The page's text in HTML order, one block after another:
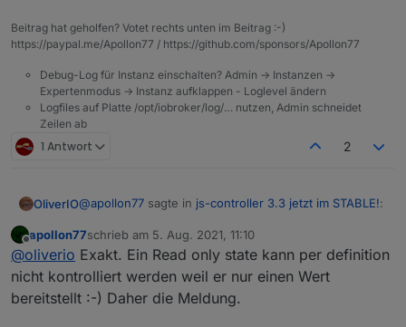
Beitrag hat geholfen? Votet rechts unten im Beitrag :-)
https://paypal.me/Apollon77 / https://github.com/sponsors/Apollon77
Debug-Log für Instanz einschalten? Admin -> Instanzen ->
Expertenmodus -> Instanz aufklappen - Loglevel ändern
Logfiles auf Platte /opt/iobroker/log/… nutzen, Admin schneidet
Zeilen ab
1 Antwort 2
OliverIO@apollon77 sagte in js-controller 3.3 jetzt im STABLE!:
@idlebitNa ok :-))
Laut Quellcode ist die einzige Stelle für den Teil
so:
also das heisst, das readonly states eigentlich nur von
adaptern erstellt und beschrieben werden sollen und
Offline
apollon77schrieb am 5. Aug. 2021, 11:10
zuletzt editiert von
@oliverio Exakt. Ein Read only state kann per definition
nicht kontrolliert werden weil er nur einen Wert
bereitstellt :-) Daher die Meldung.